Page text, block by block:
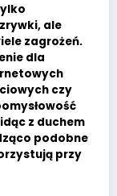
ale
zagrożeń.
dla
czy
z duchem
podobne
przy